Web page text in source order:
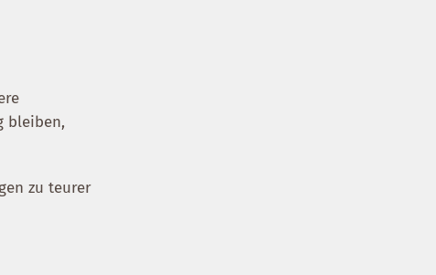
bleiben,
zu teurer